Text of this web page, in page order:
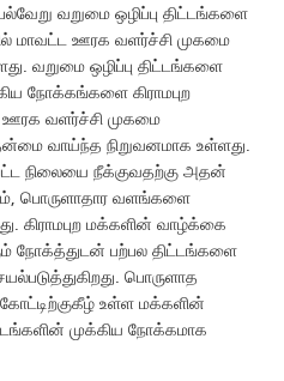
வறுமை ஒழிப்பு திட்டங்களை
மாவட்ட ஊரக வளர்ச்சி முகமை
வறுமை ஒழிப்பு திட்டங்களை
நோக்கங்களை கிராமபுற
ஊரக வளர்ச்சி முகமை
வாய்ந்த நிறுவனமாக உள்ளது.
நிலையை நீக்குவதற்கு அதன்
பொருளாதார வளங்களை
கிராமபுற மக்களின் வாழ்க்கை
நோக்த்துடன் பற்பல திட்டங்களை
பொருளாத
உள்ள மக்களின்
முக்கிய நோக்கமாக